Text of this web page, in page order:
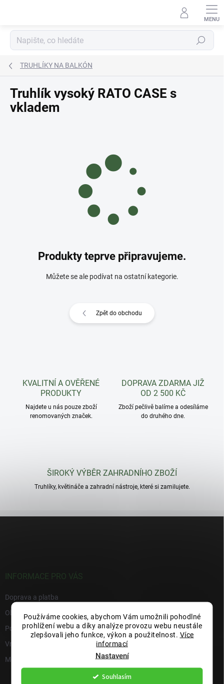
Používáme cookies, abychom Vám umožnili pohodlné
prohlížení webu a díky analýze provozu webu neustále
zlepšovali jeho funkce, výkon a použitelnost. Více
informací
Nastavení
Souhlasím
Hledat
TRUHLÍKY NA BALKÓN
Truhlík vysoký RATO CASE s
vkladem
Produkty teprve připravujeme.
Můžete se ale podívat na ostatní kategorie.
Zpět do obchodu
KVALITNÍ A OVĚŘENÉ
PRODUKTY
Najdete u nás pouze zboží
renomovaných značek.
DOPRAVA ZDARMA JIŽ
OD 2 500 KČ
Zboží pečlivě balíme a odesíláme
do druhého dne.
ŠIROKÝ VÝBĚR ZAHRADNÍHO ZBOŽÍ
Truhlíky, květináče a zahradní nástroje, které si zamilujete.
INFORMACE PRO VÁS
Doprava a platba
Obchodní podmínky
Podmínky ochrany osobních údajů
Vrácení zboží
Moje objednávka